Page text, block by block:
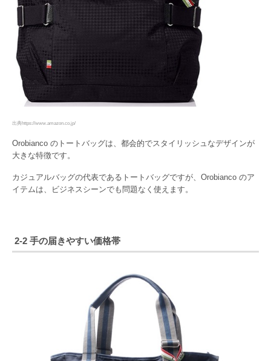
出典https://www.amazon.co.jp/
Orobianco のトートバッグは、都会的でスタイリッシュなデザインが
大きな特徴です。
カジュアルバッグの代表であるトートバッグですが、Orobianco のア
イテムは、ビジネスシーンでも問題なく使えます。
2-2 手の届きやすい価格帯